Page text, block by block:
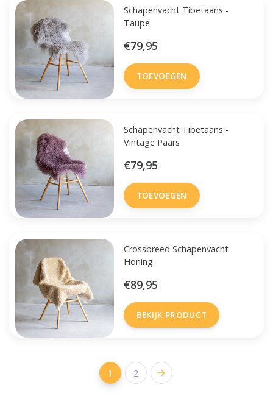
Schapenvacht Tibetaans -
Taupe
€79,95
TOEVOEGEN
Schapenvacht Tibetaans -
Vintage Paars
€79,95
TOEVOEGEN
Crossbreed Schapenvacht
Honing
€89,95
BEKIJK PRODUCT
1 2